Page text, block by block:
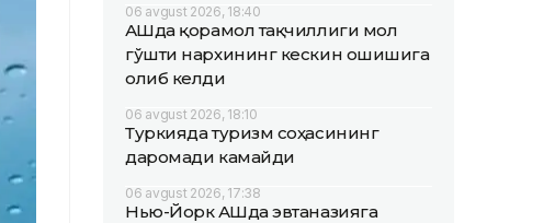
06 avgust 2026, 18:40
АҚШда қорамол тақчиллиги мол
гўшти нархининг кескин ошишига
олиб келди
06 avgust 2026, 18:10
Туркияда туризм соҳасининг
даромади камайди
06 avgust 2026, 17:38
Нью-Йорк АҚШда эвтаназияга